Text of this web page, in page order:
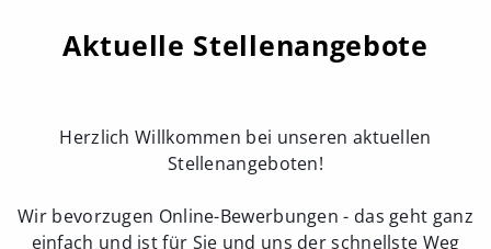
Aktuelle Stellenangebote
Herzlich Willkommen bei unseren aktuellen
Stellenangeboten!
Wir bevorzugen Online-Bewerbungen - das geht ganz
einfach und ist für Sie und uns der schnellste Weg